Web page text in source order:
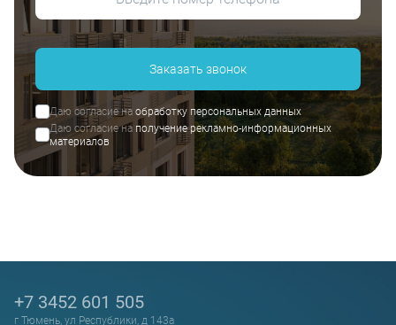
Заказать звонок
Даю согласие наобработку персональных данных
Даю согласие на получение рекламно-информационных
материалов
+7 3452 601 505
г Тюмень, ул Республики, д 143а